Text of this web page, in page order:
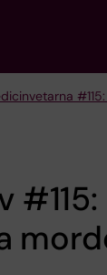
#115: